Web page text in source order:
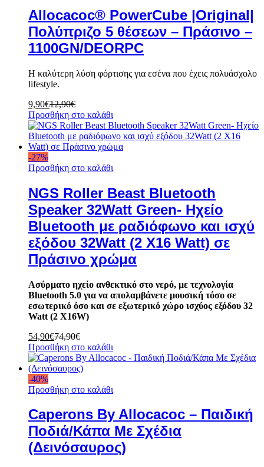
Allocacoc® PowerCube |Original|
Πολύπριζο 5 θέσεων – Πράσινο –
1100GN/DEORPC
Η καλύτερη λύση φόρτισης για εσένα που έχεις πολυάσχολο
lifestyle.
9,90€12,90€
Προσθήκη στο καλάθι
-27%
Προσθήκη στο καλάθι
NGS Roller Beast Bluetooth
Speaker 32Watt Green- Ηχείο
Bluetooth με ραδιόφωνο και ισχύ
εξόδου 32Watt (2 X16 Watt) σε
Πράσινο χρώμα
Ασύρματο ηχείο ανθεκτικό στο νερό, με τεχνολογία
Bluetooth 5.0 για να απολαμβάνετε μουσική τόσο σε
εσωτερικό όσο και σε εξωτερικό χώρο ισχύος εξόδου 32
Watt (2 X16W)
54,90€74,90€
Προσθήκη στο καλάθι
-40%
Προσθήκη στο καλάθι
Caperons By Allocacoc – Παιδική
Ποδιά/Κάπα Με Σχέδια
(Δεινόσαυρος)